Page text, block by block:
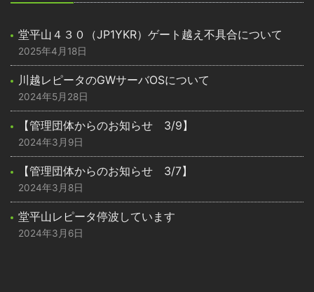
堂平山４３０（JP1YKR）ゲート越え不具合について
2025年4月18日
川越レピータのGWサーバOSについて
2024年5月28日
【管理団体からのお知らせ 3/9】
2024年3月9日
【管理団体からのお知らせ 3/7】
2024年3月8日
堂平山レピータ停波しています
2024年3月6日